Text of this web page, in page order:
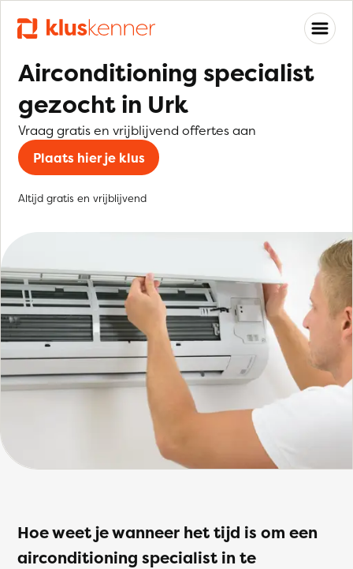
Airconditioning specialist
gezocht in Urk
Vraag gratis en vrijblijvend offertes aan
Plaats hier je klus
Altijd gratis en vrijblijvend
Hoe weet je wanneer het tijd is om een
airconditioning specialist in te